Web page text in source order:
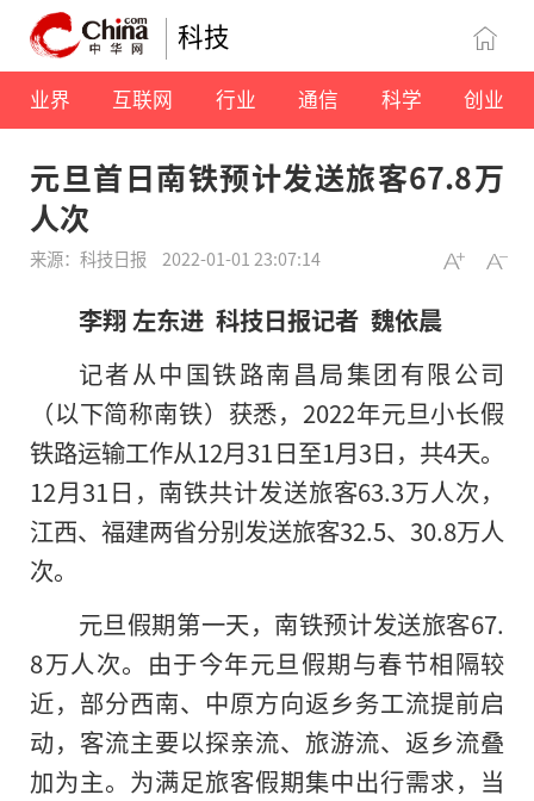
科技
业界 互联网 行业 通信 科学 创业
元旦首日南铁预计发送旅客67.8万
人次
来源：科技日报 2022-01-01 23:07:14
李翔 左东进 科技日报记者 魏依晨
记者从中国铁路南昌局集团有限公司
（以下简称南铁）获悉，2022年元旦小长假
铁路运输工作从12月31日至1月3日，共4天。
12月31日，南铁共计发送旅客63.3万人次，
江西、福建两省分别发送旅客32.5、30.8万人
次。
元旦假期第一天，南铁预计发送旅客67.
8万人次。由于今年元旦假期与春节相隔较
近，部分西南、中原方向返乡务工流提前启
动，客流主要以探亲流、旅游流、返乡流叠
加为主。为满足旅客假期集中出行需求，当